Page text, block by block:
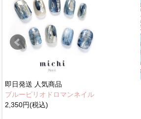
即日発送 人気商品
ブルーピリオドロマンネイル
2,350円(税込)